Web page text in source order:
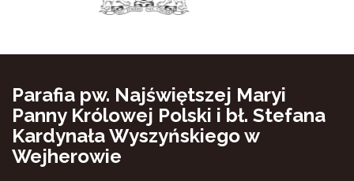
Parafia pw. Najświętszej Maryi
Panny Królowej Polski i bł. Stefana
Kardynała Wyszyńskiego w
Wejherowie